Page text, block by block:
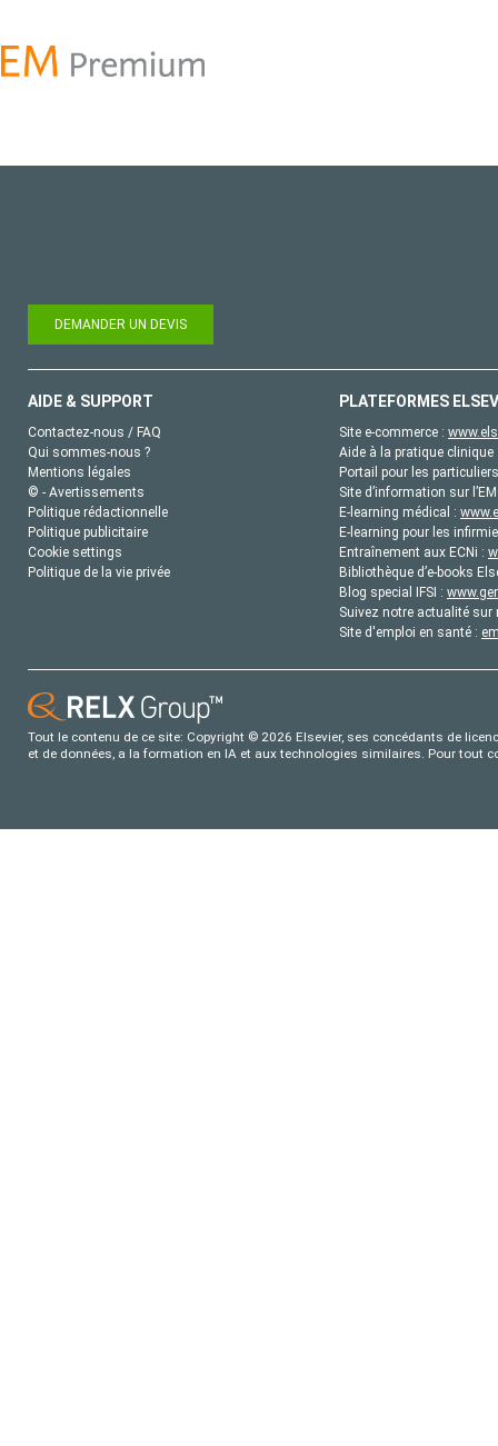
DEMANDER UN DEVIS
AIDE & SUPPORT
Contactez-nous / FAQ
Qui sommes-nous ?
Mentions légales
© - Avertissements
Politique rédactionnelle
Politique publicitaire
Cookie settings
Politique de la vie privée
PLATEFORMES
Site e-commerce :
Aide à la pratique
Portail pour les
Site d’information sur
E-learning médical :
E-learning pour les
Entraînement aux ECNi :
Bibliothèque d’e-books
Blog special IFSI :
Suivez notre actualité sur
Site d'emploi en santé :
Tout le contenu de ce site: Copyright © 2026 Elsevier, ses concédants de
et de données, a la formation en IA et aux technologies similaires. Pour tout